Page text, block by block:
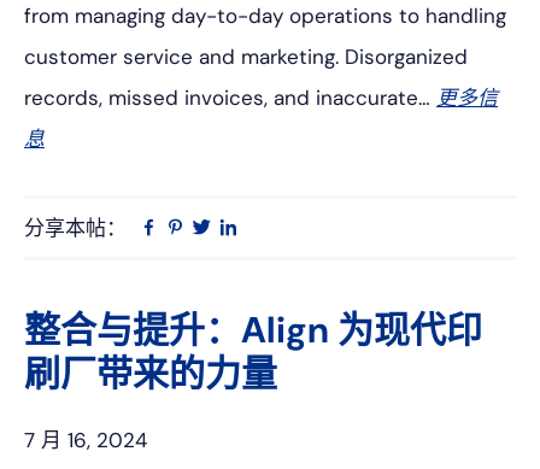
from managing day-to-day operations to handling
customer service and marketing. Disorganized
records, missed invoices, and inaccurate… 更多信
息
分享本帖：
在 品 推
整合与提升：Align 为现代印
刷厂带来的力量
7 月 16, 2024